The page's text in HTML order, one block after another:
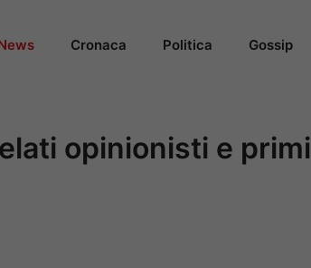
Cronaca Politica Gossip
opinionisti e primi